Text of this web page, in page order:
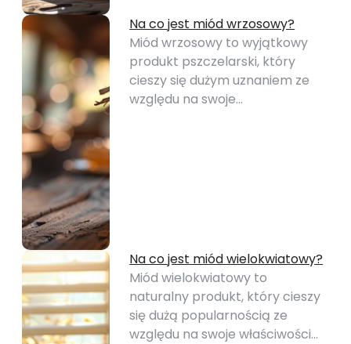
Na co jest miód wrzosowy?
Miód wrzosowy to wyjątkowy
produkt pszczelarski, który
cieszy się dużym uznaniem ze
względu na swoje…
Na co jest miód wielokwiatowy?
Miód wielokwiatowy to
naturalny produkt, który cieszy
się dużą popularnością ze
względu na swoje właściwości…